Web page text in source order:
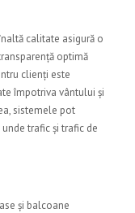
calitate asigură o
optimă
clienți este
împotriva vântului și
sistemele pot
trafic și trafic de
și balcoane